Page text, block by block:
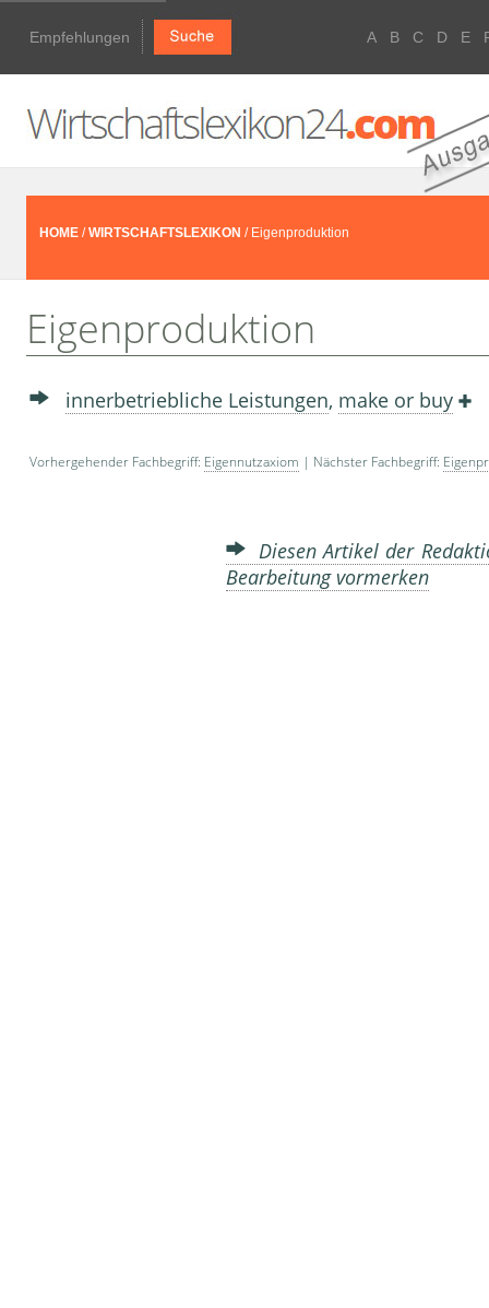
Empfehlungen A B C D E
HOME /WIRTSCHAFTSLEXIKON / Eigenproduktion
Eigenproduktion
innerbetriebliche Leistungen, make or buy
Vorhergehender Fachbegriff: Eigennutzaxiom | Nächster Fachbegriff:
Diesen Artikel der
Bearbeitung vormerken